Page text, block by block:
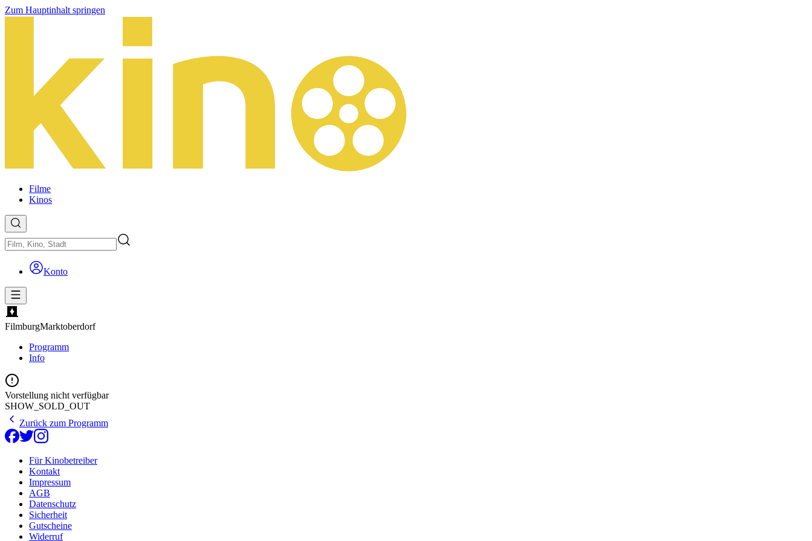
Zum Hauptinhalt springen
Filme
Kinos
Konto
FilmburgMarktoberdorf
Programm
Info
Vorstellung nicht verfügbar
SHOW_SOLD_OUT
Zurück zum Programm
Für Kinobetreiber
Kontakt
Impressum
AGB
Datenschutz
Sicherheit
Gutscheine
Widerruf